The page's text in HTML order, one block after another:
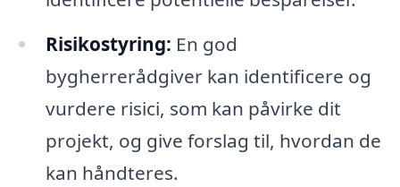
Risikostyring: En god
bygherrerådgiver kan identificere og
vurdere risici, som kan påvirke dit
projekt, og give forslag til, hvordan de
kan håndteres.